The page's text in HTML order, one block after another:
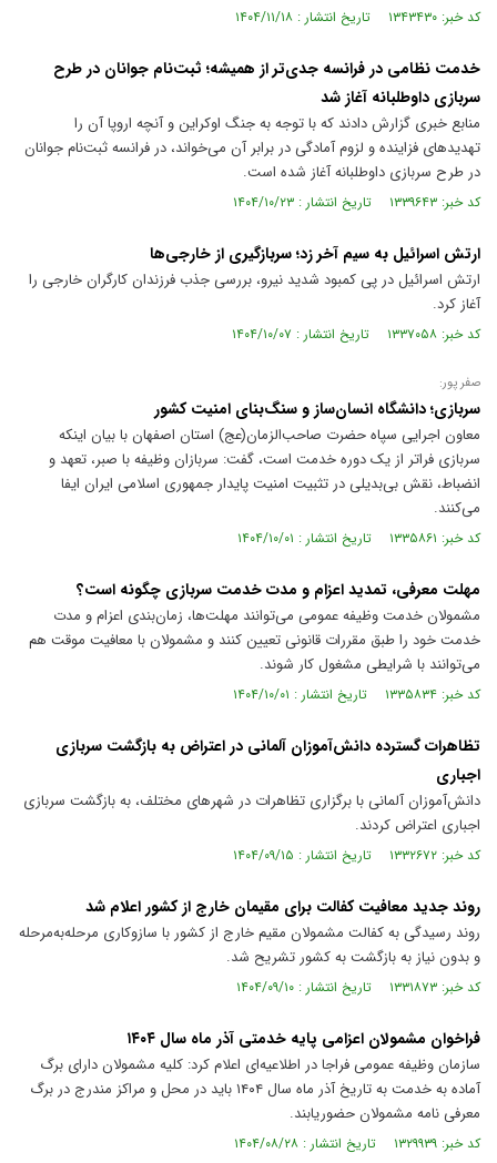
کد خبر: ۱۳۴۳۴۳۰ تاریخ انتشار : ۱۴۰۴/۱۱/۱۸
خدمت نظامی در فرانسه جدی‌تر از همیشه؛ ثبت‌نام جوانان در طرح
سربازی داوطلبانه آغاز شد
منابع خبری گزارش دادند که با توجه به جنگ اوکراین و آنچه اروپا آن را
تهدیدهای فزاینده و لزوم آمادگی در برابر آن می‌خواند، در فرانسه ثبت‌نام جوانان
در طرح سربازی داوطلبانه آغاز شده است.
کد خبر: ۱۳۳۹۶۴۳ تاریخ انتشار : ۱۴۰۴/۱۰/۲۳
ارتش اسرائیل به سیم آخر زد؛ سربازگیری از خارجی‌ها
ارتش اسرائیل در پی کمبود شدید نیرو، بررسی جذب فرزندان کارگران خارجی را
آغاز کرد.
کد خبر: ۱۳۳۷۰۵۸ تاریخ انتشار : ۱۴۰۴/۱۰/۰۷
صفر پور:
سربازی؛ دانشگاه انسان‌ساز و سنگ‌بنای امنیت کشور
معاون اجرایی سپاه حضرت صاحب‌الزمان(عج) استان اصفهان با بیان اینکه
سربازی فراتر از یک دوره خدمت است، گفت: سربازان وظیفه با صبر، تعهد و
انضباط، نقش بی‌بدیلی در تثبیت امنیت پایدار جمهوری اسلامی ایران ایفا
می‌کنند.
کد خبر: ۱۳۳۵۸۶۱ تاریخ انتشار : ۱۴۰۴/۱۰/۰۱
مهلت معرفی، تمدید اعزام و مدت خدمت سربازی چگونه است؟
مشمولان خدمت وظیفه عمومی می‌توانند مهلت‌ها، زمان‌بندی اعزام و مدت
خدمت خود را طبق مقررات قانونی تعیین کنند و مشمولان با معافیت موقت هم
می‌توانند با شرایطی مشغول کار شوند.
کد خبر: ۱۳۳۵۸۳۴ تاریخ انتشار : ۱۴۰۴/۱۰/۰۱
تظاهرات گسترده دانش‌آموزان آلمانی در اعتراض به بازگشت سربازی
اجباری
دانش‌آموزان آلمانی با برگزاری تظاهرات در شهرهای مختلف، به بازگشت سربازی
اجباری اعتراض کردند.
کد خبر: ۱۳۳۲۶۷۲ تاریخ انتشار : ۱۴۰۴/۰۹/۱۵
روند جدید معافیت کفالت برای مقیمان خارج از کشور اعلام شد
روند رسیدگی به کفالت مشمولان مقیم خارج از کشور با سازوکاری مرحله‌به‌مرحله
و بدون نیاز به بازگشت به کشور تشریح شد.
کد خبر: ۱۳۳۱۸۷۳ تاریخ انتشار : ۱۴۰۴/۰۹/۱۰
فراخوان مشمولان اعزامی پایه خدمتی آذر ماه سال ۱۴۰۴
سازمان وظیفه عمومی فراجا در اطلاعیه‌ای اعلام کرد: کلیه مشمولان دارای برگ
آماده به خدمت به تاریخ آذر ماه سال ۱۴۰۴ باید در محل و مراکز مندرج در برگ
معرفی نامه مشمولان حضوریابند.
کد خبر: ۱۳۲۹۹۳۹ تاریخ انتشار : ۱۴۰۴/۰۸/۲۸